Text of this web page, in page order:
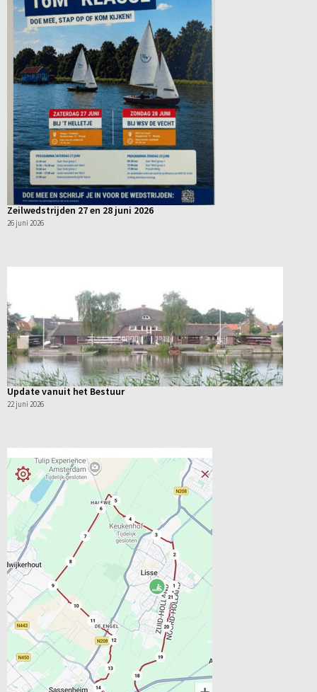
Zeilwedstrijden 27 en 28 juni 2026
26 juni 2026
Update vanuit het Bestuur
22 juni 2026